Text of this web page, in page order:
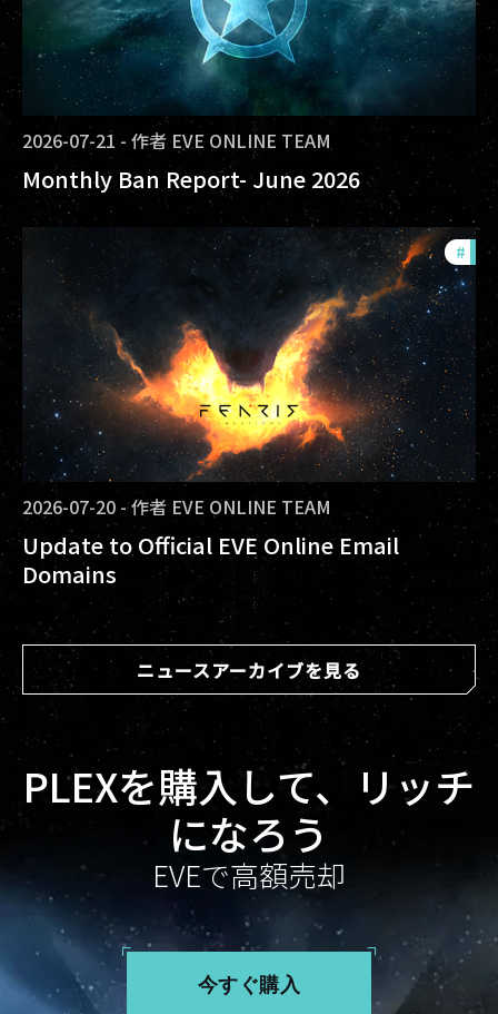
2026-07-21 - 作者 EVE ONLINE TEAM
Monthly Ban Report- June 2026
#
2026-07-20 -作者 EVE ONLINE TEAM
Update to Official EVE Online Email
Domains
ニュースアーカイブを見る
PLEXを購入して、リッチ
になろう
EVEで高額売却
今すぐ購入